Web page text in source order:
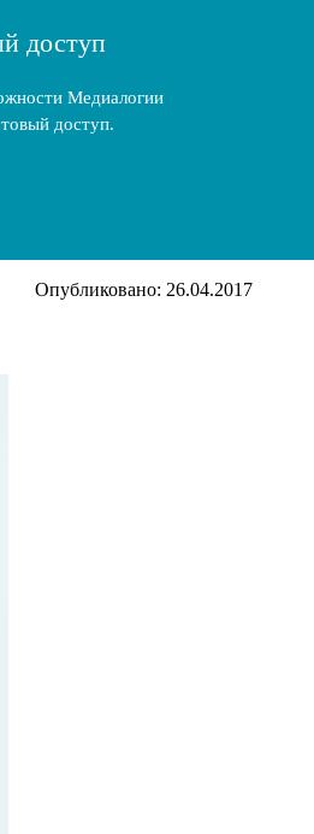
доступ
Медиалогии
доступ.
Опубликовано: 26.04.2017